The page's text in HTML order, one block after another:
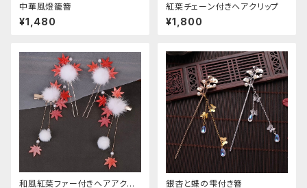
中華風燈籠簪
¥1,480
紅葉チェーン付きヘアクリップ
¥1,800
和風紅葉ファー付きヘアアクセ
銀杏と蝶の雫付き簪